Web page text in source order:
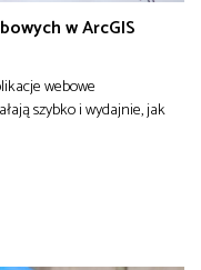
w ArcGIS
webowe
szybko i wydajnie, jak